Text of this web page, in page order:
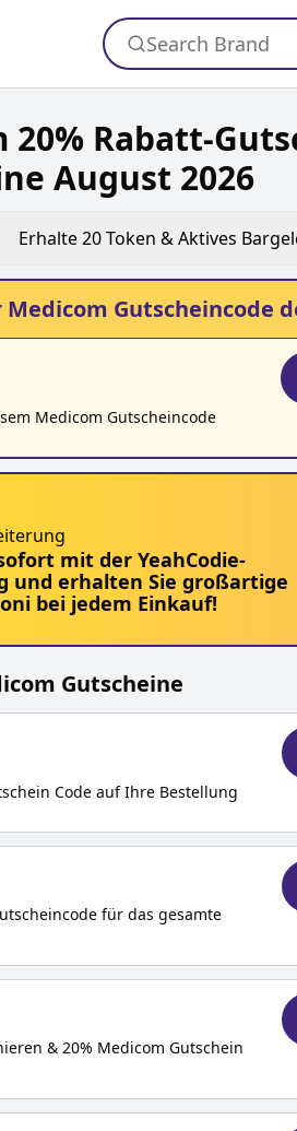
Search Brand
20% Rabatt-
August 2026
Erhalte20Token & Aktives
Medicom Gutscheincode
Medicom Gutscheincode
mit der YeahCodie-
und erhalten Sie großartige
bei jedem Einkauf!
Gutscheine
Code auf Ihre Bestellung
für das gesamte
& 20% Medicom Gutschein